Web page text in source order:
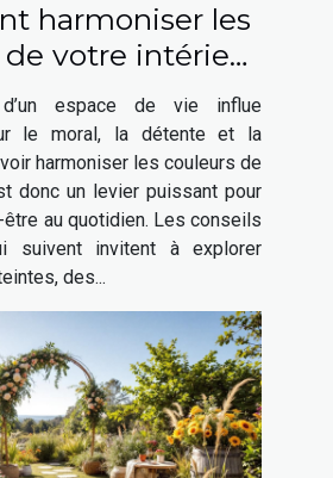
harmoniser les
votre intérieur
votre bien-
être ?
d’un espace de vie influe
le moral, la détente et la
harmoniser les couleurs de
donc un levier puissant pour
au quotidien. Les conseils
suivent invitent à explorer
des...